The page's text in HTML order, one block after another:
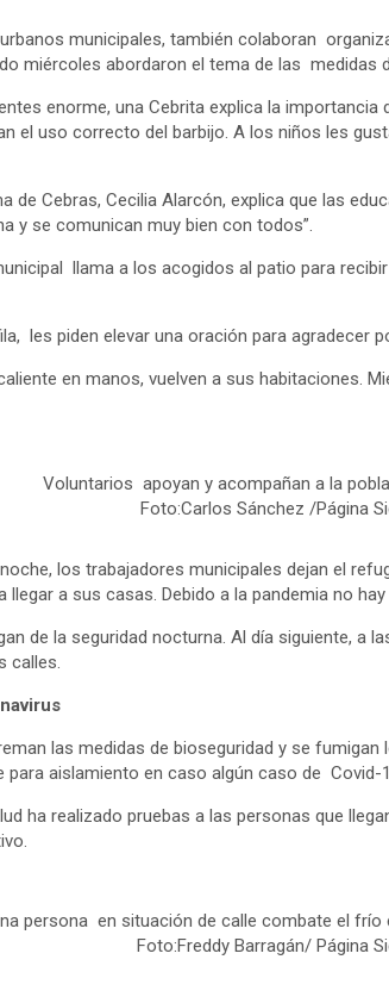
municipales, también colaboran
miércoles abordaron el tema de las medidas
enorme, una Cebrita explica la importancia
el uso correcto del barbijo. A los niños les
de Cebras, Cecilia Alarcón, explica que las
y se comunican muy bien con todos”.
llama a los acogidos al patio para
les piden elevar una oración para agradecer
en manos, vuelven a sus habitaciones.
Voluntarios apoyan y acompañan a la
Foto:Carlos Sánchez /Página
los trabajadores municipales dejan el
a sus casas. Debido a la pandemia no
de la seguridad nocturna. Al día siguiente, a
calles.
las medidas de bioseguridad y se
para aislamiento en caso algún caso de Covid-
ha realizado pruebas a las personas que
persona en situación de calle combate el frío
Foto:Freddy Barragán/ Página